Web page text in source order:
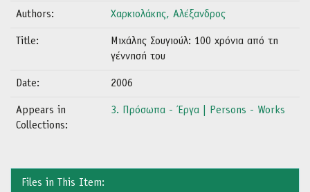
Authors: Χαρκιολάκης, Αλέξανδρος
Title:
Μιχάλης Σουγιούλ: 100 χρόνια από τη
γέννησή του
Date: 2006
Appears in
Collections:
3. Πρόσωπα - Έργα | Persons - Works
Files in This Item: